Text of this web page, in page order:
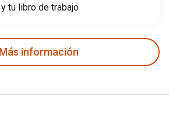
tu libro de trabajo
Más información